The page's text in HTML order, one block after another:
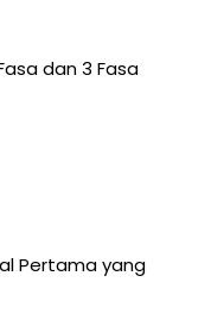
dan 3 Fasa
Pertama yang